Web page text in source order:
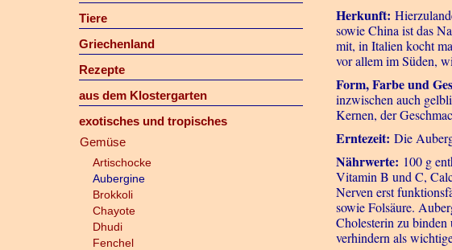
Tiere
Griechenland
Rezepte
aus dem Klostergarten
exotisches und tropisches
Gemüse
Artischocke
Aubergine
Brokkoli
Chayote
Dhudi
Fenchel
Herkunft:
sowie China ist das
mit, in Italien kocht
vor allem im Süden,
Form, Farbe und
inzwischen auch
Kernen, der
Erntezeit: Die
Nährwerte: 100 g
Vitamin B und C,
Nerven erst
sowie Folsäure.
Cholesterin zu binden
verhindern als